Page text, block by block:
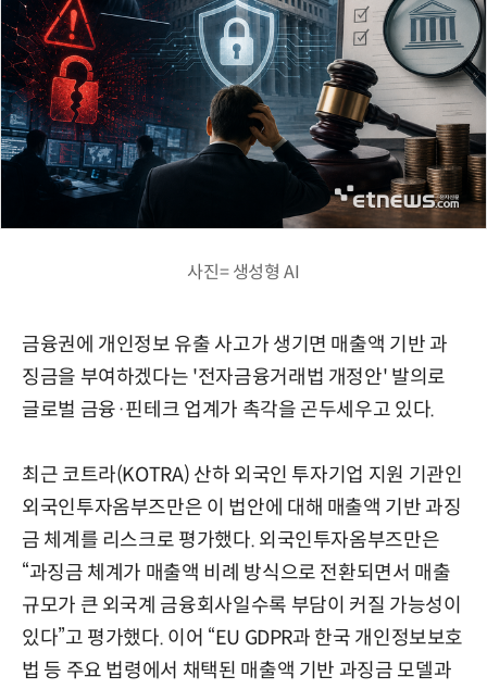
사진= 생성형 AI
금융권에 개인정보 유출 사고가 생기면 매출액 기반 과
징금을 부여하겠다는 '전자금융거래법 개정안' 발의로
글로벌 금융·핀테크 업계가 촉각을 곤두세우고 있다.
최근 코트라(KOTRA) 산하 외국인 투자기업 지원 기관인
외국인투자옴부즈만은 이 법안에 대해 매출액 기반 과징
금 체계를 리스크로 평가했다. 외국인투자옴부즈만은
“과징금 체계가 매출액 비례 방식으로 전환되면서 매출
규모가 큰 외국계 금융회사일수록 부담이 커질 가능성이
있다”고 평가했다. 이어 “EU GDPR과 한국 개인정보보호
법 등 주요 법령에서 채택된 매출액 기반 과징금 모델과